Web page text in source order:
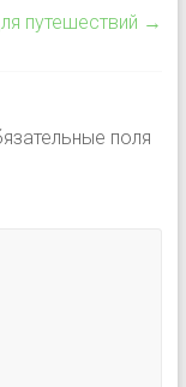
путешествий →
поля